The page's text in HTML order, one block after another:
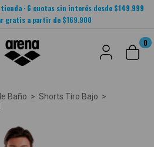
· 6 cuotas sin interés desde $149.999
gratis a partir de $169.900
0
Baño > Shorts Tiro Bajo >